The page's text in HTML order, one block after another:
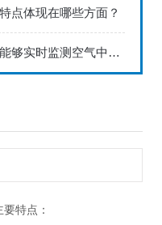
体现在哪些方面？
德尔格压缩空气质量检测仪能够实时监测空气中的污染物浓度
特点：